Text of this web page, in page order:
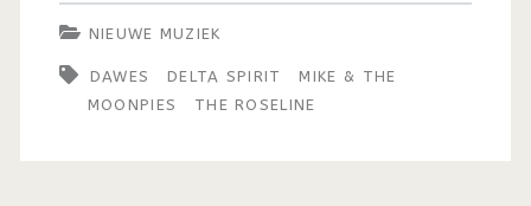
NIEUWE MUZIEK
DAWES DELTA SPIRIT
MIKE & THE
MOONPIES
THE ROSELINE